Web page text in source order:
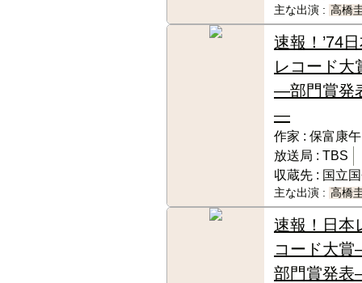
主な出演 : 高橋
速報！’74
レコード大
―部門賞発
―
作家 : 保富康午
放送局 : TBS
収蔵先 : 国立
主な出演 : 高橋
速報！日本
コード大
部門賞発